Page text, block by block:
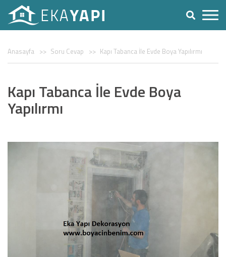
Anasayfa Soru Cevap Kapı Tabanca İle Evde Boya Yapılırmı
Kapı Tabanca İle Evde Boya
Yapılırmı